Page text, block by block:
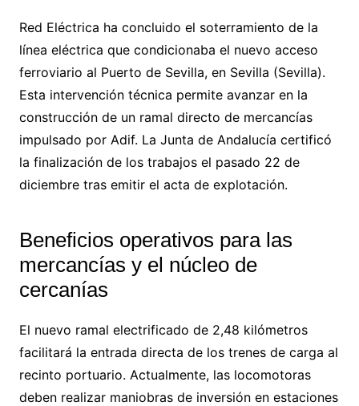
Red Eléctrica ha concluido el soterramiento de la
línea eléctrica que condicionaba el nuevo acceso
ferroviario al Puerto de Sevilla, en Sevilla (Sevilla).
Esta intervención técnica permite avanzar en la
construcción de un ramal directo de mercancías
impulsado por Adif. La Junta de Andalucía certificó
la finalización de los trabajos el pasado 22 de
diciembre tras emitir el acta de explotación.
Beneficios operativos para las
mercancías y el núcleo de
cercanías
El nuevo ramal electrificado de 2,48 kilómetros
facilitará la entrada directa de los trenes de carga al
recinto portuario. Actualmente, las locomotoras
deben realizar maniobras de inversión en estaciones